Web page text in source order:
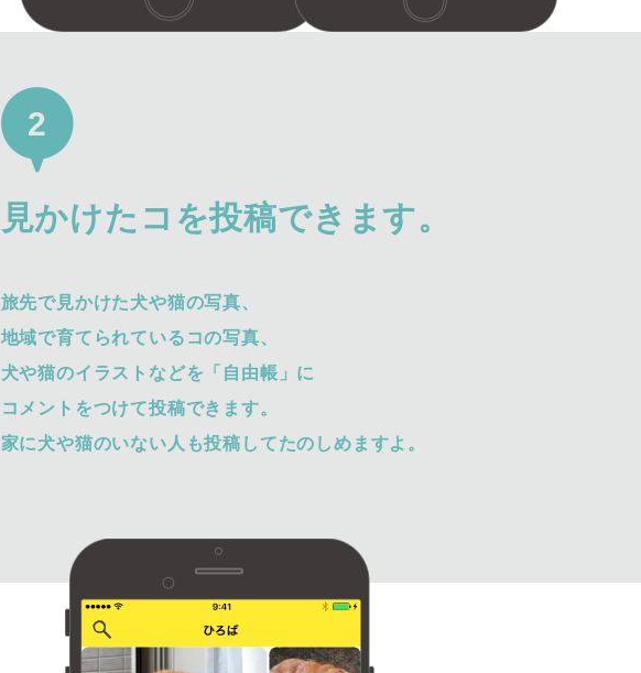
2
見かけたコを投稿できます。
旅先で見かけた犬や猫の写真、
地域で育てられているコの写真、
犬や猫のイラストなどを「自由帳」に
コメントをつけて投稿できます。
家に犬や猫のいない人も投稿してたのしめますよ。